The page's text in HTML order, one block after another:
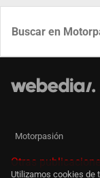
Motorpasión
Otras
Utilizamos cookies de